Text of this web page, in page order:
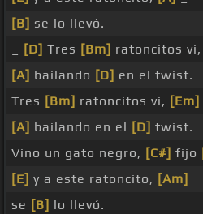
[B] se lo llevó.
[D] Tres [Bm] ratoncitos vi,
[A] bailando [D] en el twist.
Tres [Bm] ratoncitos vi, [Em]
[A] bailando en el [D] twist.
Vino un gato negro, [C#] fijo
[E] y a este ratoncito, [Am]
se [B] lo llevó.